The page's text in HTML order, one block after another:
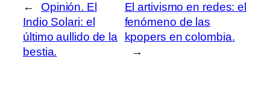
←
Opinión. El
Indio Solari: el
último aullido de la
bestia.
El artivismo en redes: el
fenómeno de las
kpopers en colombia.
→